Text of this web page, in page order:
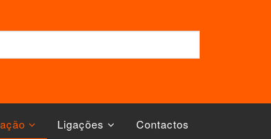
Ligações Contactos